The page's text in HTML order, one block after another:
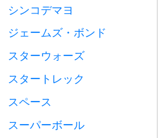
シンコデマヨ
ジェームズ・ボンド
スターウォーズ
スタートレック
スペース
スーパーボール